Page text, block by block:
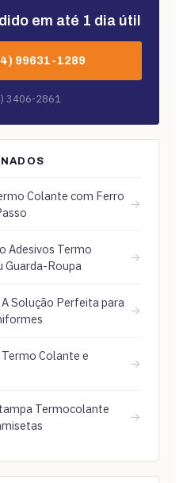
em até 1 dia útil
99631-1289
3406-2861
Colante com Ferro
→
Adesivos Termo
Guarda-Roupa
→
Solução Perfeita para
→
Colante e
→
Termocolante
→